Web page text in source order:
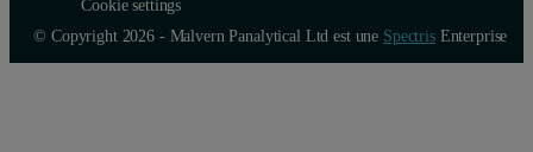
Cookie settings
© Copyright 2026 - Malvern Panalytical Ltd est une SpectrisEnterprise